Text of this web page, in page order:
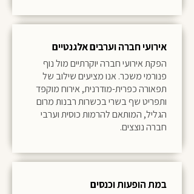
אירועי חברה וערבים אלגנטיים
הפקת אירועי חברה יוקרתיים מול נוף
פנורמי משכר. אנו מציעים שילוב של
תפאורה כפרית-מודרנית, אירוח מוקפד
ותפריט שף בשרי בכשרות רבנות מרום
הגליל, המותאם להרמות כוסית וערבי
חברה נוצצים.
במת הופעות וכנסים